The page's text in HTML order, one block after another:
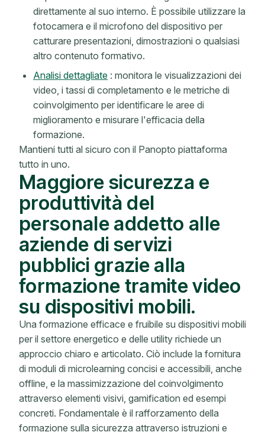
direttamente al suo interno. È possibile utilizzare la
fotocamera e il microfono del dispositivo per
catturare presentazioni, dimostrazioni o qualsiasi
altro contenuto formativo.
Analisi dettagliate : monitora le visualizzazioni dei
video, i tassi di completamento e le metriche di
coinvolgimento per identificare le aree di
miglioramento e misurare l'efficacia della
formazione.
Mantieni tutti al sicuro con il Panopto piattaforma
tutto in uno.
Maggiore sicurezza e
produttività del
personale addetto alle
aziende di servizi
pubblici grazie alla
formazione tramite video
su dispositivi mobili.
Una formazione efficace e fruibile su dispositivi mobili
per il settore energetico e delle utility richiede un
approccio chiaro e articolato. Ciò include la fornitura
di moduli di microlearning concisi e accessibili, anche
offline, e la massimizzazione del coinvolgimento
attraverso elementi visivi, gamification ed esempi
concreti. Fondamentale è il rafforzamento della
formazione sulla sicurezza attraverso istruzioni e